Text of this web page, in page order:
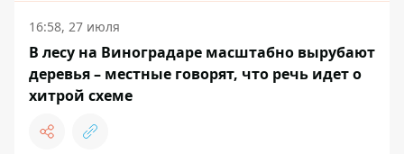
16:58, 27 июля
В лесу на Виноградаре масштабно вырубают
деревья – местные говорят, что речь идет о
хитрой схеме